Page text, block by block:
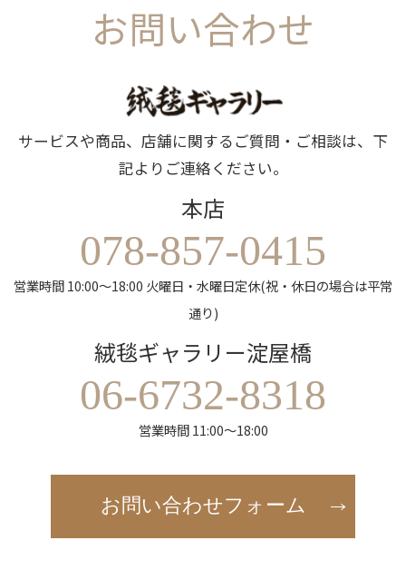
お問い合わせ
サービスや商品、店舗に関するご質問・ご相談は、下
記よりご連絡ください。
本店
078-857-0415
営業時間 10:00～18:00 火曜日・水曜日定休(祝・休日の場合は平常
通り)
絨毯ギャラリー淀屋橋
06-6732-8318
営業時間 11:00～18:00
お問い合わせフォーム